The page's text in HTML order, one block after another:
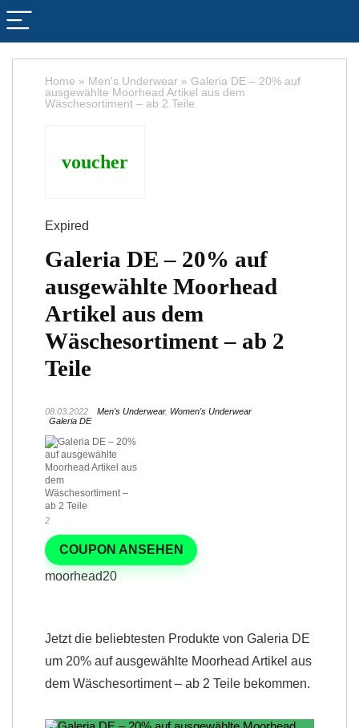
Home » Men's Underwear » Galeria DE – 20% auf
ausgewählte Moorhead Artikel aus dem
Wäschesortiment – ab 2 Teile
voucher
Expired
Galeria DE – 20% auf
ausgewählte Moorhead
Artikel aus dem
Wäschesortiment – ab 2
Teile
08.03.2022 Men's Underwear, Women's Underwear
Galeria DE
2
COUPON ANSEHEN
moorhead20
Jetzt die beliebtesten Produkte von Galeria DE
um 20% auf ausgewählte Moorhead Artikel aus
dem Wäschesortiment – ab 2 Teile bekommen.